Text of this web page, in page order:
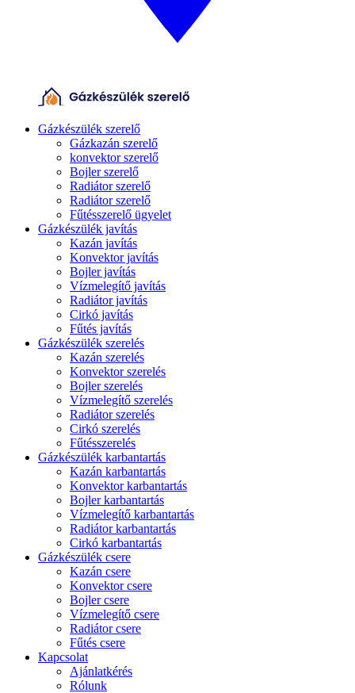
Gázkészülék szerelő
Gázkazán szerelő
konvektor szerelő
Bojler szerelő
Radiátor szerelő
Radiátor szerelő
Fűtésszerelő ügyelet
Gázkészülék javítás
Kazán javítás
Konvektor javítás
Bojler javítás
Vízmelegítő javítás
Radiátor javítás
Cirkó javítás
Fűtés javítás
Gázkészülék szerelés
Kazán szerelés
Konvektor szerelés
Bojler szerelés
Vízmelegítő szerelés
Radiátor szerelés
Cirkó szerelés
Fűtésszerelés
Gázkészülék karbantartás
Kazán karbantartás
Konvektor karbantartás
Bojler karbantartás
Vízmelegítő karbantartás
Radiátor karbantartás
Cirkó karbantartás
Gázkészülék csere
Kazán csere
Konvektor csere
Bojler csere
Vízmelegítő csere
Radiátor csere
Fűtés csere
Kapcsolat
Ajánlatkérés
Rólunk